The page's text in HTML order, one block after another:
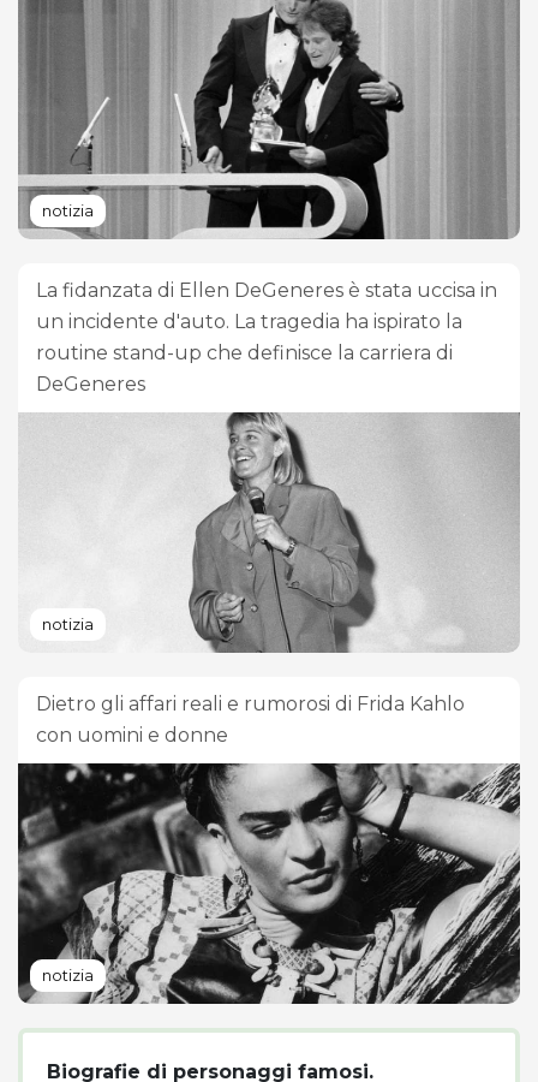
notizia
La fidanzata di Ellen DeGeneres è stata uccisa in
un incidente d'auto. La tragedia ha ispirato la
routine stand-up che definisce la carriera di
DeGeneres
notizia
Dietro gli affari reali e rumorosi di Frida Kahlo
con uomini e donne
notizia
Biografie di personaggi famosi.